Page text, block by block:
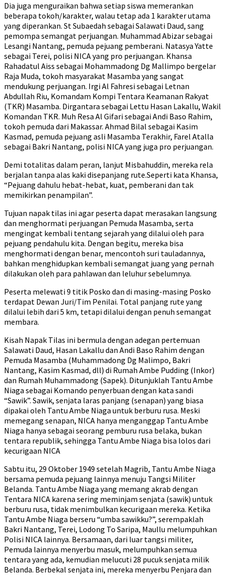
Dia juga menguraikan bahwa setiap siswa memerankan
beberapa tokoh/karakter, walau tetap ada 1 karakter utama
yang diperankan. St Subaedah sebagai Salawati Daud, sang
pemompa semangat perjuangan. Muhammad Abizar sebagai
Lesangi Nantang, pemuda pejuang pemberani. Natasya Yatte
sebagai Terei, polisi NICA yang pro perjuangan. Khansa
Rahadatul Aiss sebagai Mohammadong Dg Mallimpo bergelar
Raja Muda, tokoh masyarakat Masamba yang sangat
mendukung perjuangan. Irgi Al Fahresi sebagai Letnan
Abdullah Riu, Komandam Kompi Tentara Keamanan Rakyat
(TKR) Masamba. Dirgantara sebagai Lettu Hasan Lakallu, Wakil
Komandan TKR. Muh Resa Al Gifari sebagai Andi Baso Rahim,
tokoh pemuda dari Makassar. Ahmad Bilal sebagai Kasim
Kasmad, pemuda pejuang asli Masamba Terakhir, Farel Atalla
sebagai Bakri Nantang, polisi NICA yang juga pro perjuangan.
Demi totalitas dalam peran, lanjut Misbahuddin, mereka rela
berjalan tanpa alas kaki disepanjang rute.Seperti kata Khansa,
“Pejuang dahulu hebat-hebat, kuat, pemberani dan tak
memikirkan penampilan”.
Tujuan napak tilas ini agar peserta dapat merasakan langsung
dan menghormati perjuangan Pemuda Masamba, serta
mengingat kembali tentang sejarah yang dilalui oleh para
pejuang pendahulu kita. Dengan begitu, mereka bisa
menghormati dengan benar, mencontoh suri tauladannya,
bahkan menghidupkan kembali semangat juang yang pernah
dilakukan oleh para pahlawan dan leluhur sebelumnya.
Peserta melewati 9 titik Posko dan di masing-masing Posko
terdapat Dewan Juri/Tim Penilai. Total panjang rute yang
dilalui lebih dari 5 km, tetapi dilalui dengan penuh semangat
membara.
Kisah Napak Tilas ini bermula dengan adegan pertemuan
Salawati Daud, Hasan Lakallu dan Andi Baso Rahim dengan
Pemuda Masamba (Muhammadong Dg Malimpo, Bakri
Nantang, Kasim Kasmad, dll) di Rumah Ambe Pudding (Inkor)
dan Rumah Muhammadong (Sapek). Ditunjuklah Tantu Ambe
Niaga sebagai Komando penyerbuan dengan kata sandi
“Sawik”. Sawik, senjata laras panjang (senapan) yang biasa
dipakai oleh Tantu Ambe Niaga untuk berburu rusa. Meski
memegang senapan, NICA hanya menganggap Tantu Ambe
Niaga hanya sebagai seorang pemburu rusa belaka, bukan
tentara republik, sehingga Tantu Ambe Niaga bisa lolos dari
kecurigaan NICA
Sabtu itu, 29 Oktober 1949 setelah Magrib, Tantu Ambe Niaga
bersama pemuda pejuang lainnya menuju Tangsi Militer
Belanda. Tantu Ambe Niaga yang memang akrab dengan
Tentara NICA karena sering meminjam senjata (sawik) untuk
berburu rusa, tidak menimbulkan kecurigaan mereka. Ketika
Tantu Ambe Niaga berseru “umba sawikku?”, serempaklah
Bakri Nantang, Terei, Lodong To Saripa, Maullu melumpuhkan
Polisi NICA lainnya. Bersamaan, dari luar tangsi militer,
Pemuda lainnya menyerbu masuk, melumpuhkan semua
tentara yang ada, kemudian melucuti 28 pucuk senjata milik
Belanda. Berbekal senjata ini, mereka menyerbu Penjara dan